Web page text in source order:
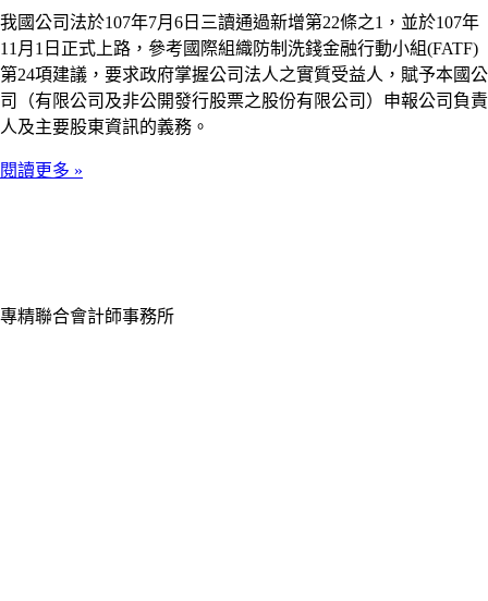
我國公司法於107年7月6日三讀通過新增第22條之1，並於107年
11月1日正式上路，參考國際組織防制洗錢金融行動小組(FATF)
第24項建議，要求政府掌握公司法人之實質受益人，賦予本國公
司（有限公司及非公開發行股票之股份有限公司）申報公司負責
人及主要股東資訊的義務。
閱讀更多 »
專精聯合會計師事務所